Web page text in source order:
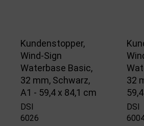
Kundenstopper,
Wind-Sign
Waterbase Basic,
32 mm, Schwarz,
A1 - 59,4 x 84,1 cm
DSI
6026
32
DSI